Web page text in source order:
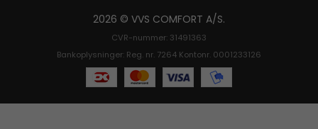
2026 © VVS COMFORT A/S.
CVR-nummer: 31491363
Bankoplysninger: Reg. nr. 7264 Kontonr. 0001233126